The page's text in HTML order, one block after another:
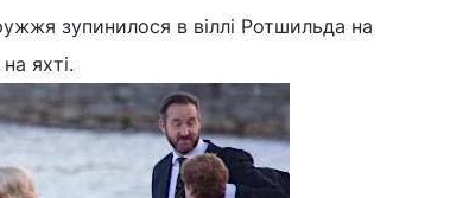
зупинилося в віллі Ротшильда на
яхті.